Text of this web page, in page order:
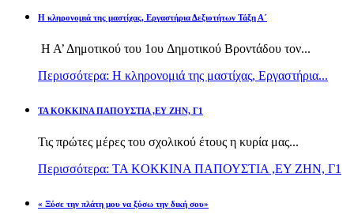
H κληρονομιά της μαστίχας, Εργαστήρια Δεξιοτήτων Τάξη Α΄
Η Α’ Δημοτικού του 1ου Δημοτικού Βροντάδου τον...
Περισσότερα: H κληρονομιά της μαστίχας, Εργαστήρια...
TA KOKKINA ΠΑΠΟΥΣΤΙΑ ,ΕΥ ΖΗΝ, Γ1
Τις πρώτες μέρες του σχολικού έτους η κυρία μας...
Περισσότερα: TA KOKKINA ΠΑΠΟΥΣΤΙΑ ,ΕΥ ΖΗΝ, Γ1
« Ξύσε την πλάτη μου να ξύσω την δική σου»